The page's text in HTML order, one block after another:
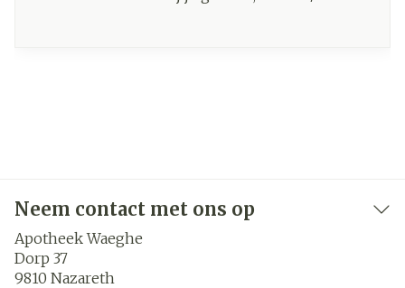
Neem contact met ons op
Apotheek Waeghe
Dorp 37
9810 Nazareth